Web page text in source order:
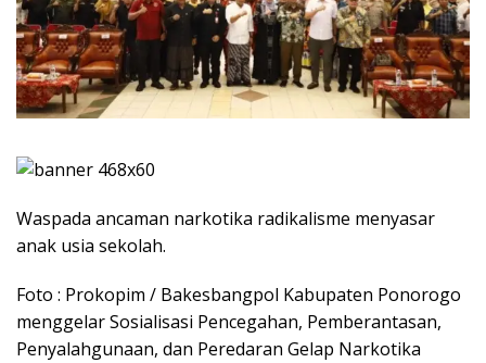
Waspada ancaman narkotika radikalisme menyasar
anak usia sekolah.
Foto : Prokopim / Bakesbangpol Kabupaten Ponorogo
menggelar Sosialisasi Pencegahan, Pemberantasan,
Penyalahgunaan, dan Peredaran Gelap Narkotika